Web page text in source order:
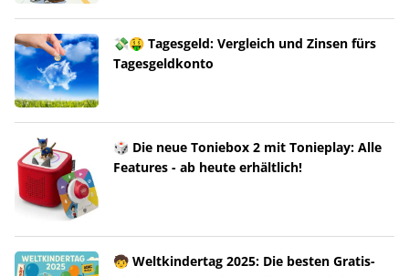
💸🤑 Tagesgeld: Vergleich und Zinsen fürs
Tagesgeldkonto
🎲 Die neue Toniebox 2 mit Tonieplay: Alle
Features - ab heute erhältlich!
🧒 Weltkindertag 2025: Die besten Gratis-